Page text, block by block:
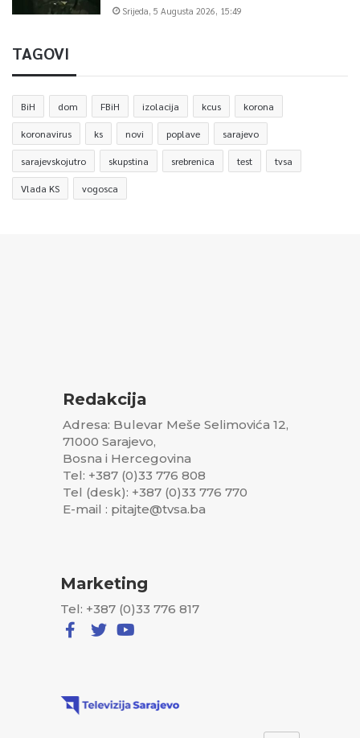
Srijeda, 5 Augusta 2026, 15:49
TAGOVI
BiH dom FBiH izolacija kcus korona
koronavirus ks novi poplave sarajevo
sarajevskojutro skupstina srebrenica test tvsa
Vlada KS vogosca
Redakcija
Adresa: Bulevar Meše Selimovića 12,
71000 Sarajevo,
Bosna i Hercegovina
Tel: +387 (0)33 776 808
Tel (desk): +387 (0)33 776 770
E-mail : pitajte@tvsa.ba
Marketing
Tel: +387 (0)33 776 817